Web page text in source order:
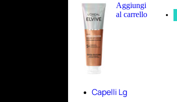
Aggiungi
al carrello
Capelli Lg